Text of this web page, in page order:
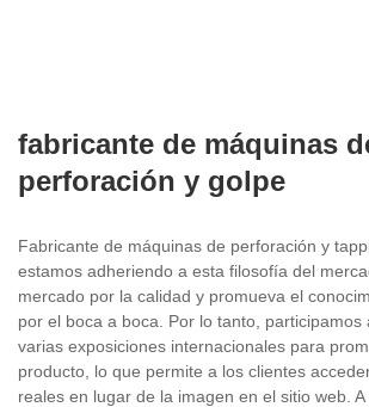
fabricante de máquinas
perforación y golpe
Fabricante de máquinas de perforación y
estamos adheriendo a esta filosofía del
mercado por la calidad y promueva el
por el boca a boca. Por lo tanto, participamos
varias exposiciones internacionales para
producto, lo que permite a los clientes
reales en lugar de la imagen en el sitio web.